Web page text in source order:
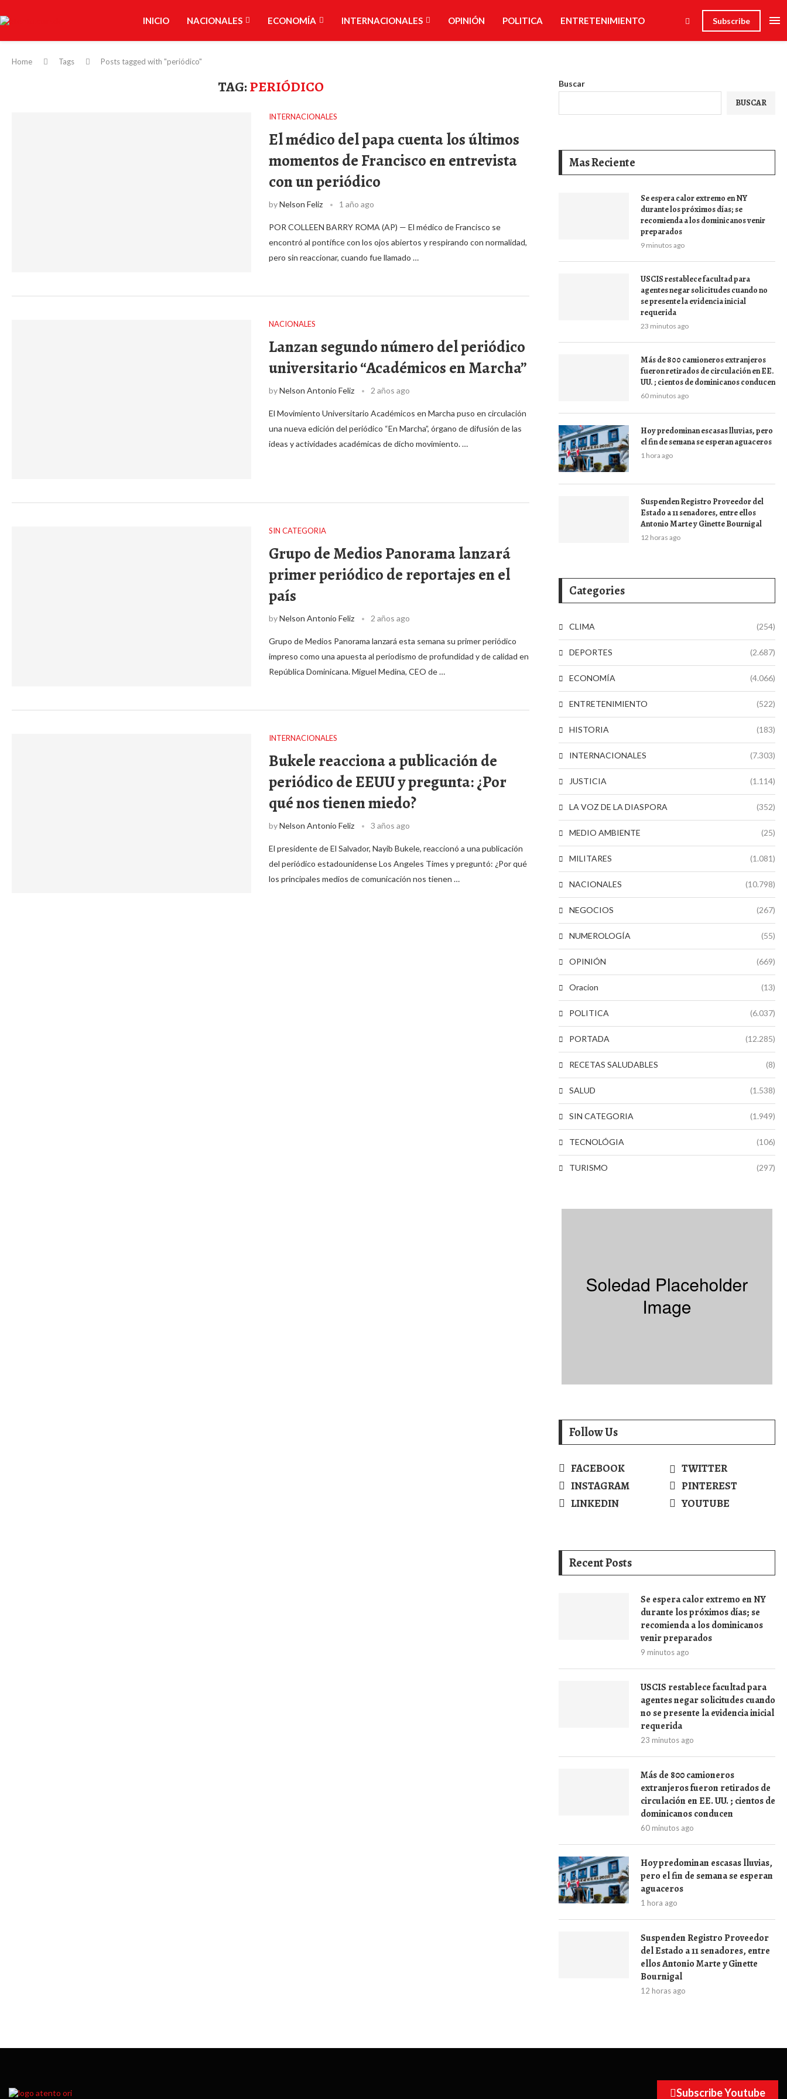
INICIO NACIONALES ECONOMÍA INTERNACIONALES OPINIÓN POLITICA ENTRETENIMIENTO Subscribe
Home Tags Posts tagged with "periódico"
TAG:PERIÓDICO
INTERNACIONALES
El médico del papa cuenta los últimos
momentos de Francisco en entrevista
con un periódico
byNelson Feliz 1 año ago
POR COLLEEN BARRY ROMA (AP) — El médico de Francisco se
encontró al pontífice con los ojos abiertos y respirando con normalidad,
pero sin reaccionar, cuando fue llamado …
NACIONALES
Lanzan segundo número del periódico
universitario “Académicos en Marcha”
byNelson Antonio Feliz 2 años ago
El Movimiento Universitario Académicos en Marcha puso en circulación
una nueva edición del periódico “En Marcha”, órgano de difusión de las
ideas y actividades académicas de dicho movimiento. …
SIN CATEGORIA
Grupo de Medios Panorama lanzará
primer periódico de reportajes en el
país
byNelson Antonio Feliz 2 años ago
Grupo de Medios Panorama lanzará esta semana su primer periódico
impreso como una apuesta al periodismo de profundidad y de calidad en
República Dominicana. Miguel Medina, CEO de …
INTERNACIONALES
Bukele reacciona a publicación de
periódico de EEUU y pregunta: ¿Por
qué nos tienen miedo?
byNelson Antonio Feliz 3 años ago
El presidente de El Salvador, Nayib Bukele, reaccionó a una publicación
del periódico estadounidense Los Angeles Times y preguntó: ¿Por qué
los principales medios de comunicación nos tienen …
Buscar
BUSCAR
Mas Reciente
Se espera calor extremo en NY
durante los próximos días; se
recomienda a los dominicanos venir
preparados
9 minutos ago
USCIS restablece facultad para
agentes negar solicitudes cuando no
se presente la evidencia inicial
requerida
23 minutos ago
Más de 800 camioneros extranjeros
fueron retirados de circulación en EE.
UU. ; cientos de dominicanos conducen
60 minutos ago
Hoy predominan escasas lluvias, pero
el fin de semana se esperan aguaceros
1 hora ago
Suspenden Registro Proveedor del
Estado a 11 senadores, entre ellos
Antonio Marte y Ginette Bournigal
12 horas ago
Categories
CLIMA (254)
DEPORTES (2.687)
ECONOMÍA (4.066)
ENTRETENIMIENTO (522)
HISTORIA (183)
INTERNACIONALES (7.303)
JUSTICIA (1.114)
LA VOZ DE LA DIASPORA (352)
MEDIO AMBIENTE (25)
MILITARES (1.081)
NACIONALES (10.798)
NEGOCIOS (267)
NUMEROLOGÍA (55)
OPINIÓN (669)
Oracion (13)
POLITICA (6.037)
PORTADA (12.285)
RECETAS SALUDABLES (8)
SALUD (1.538)
SIN CATEGORIA (1.949)
TECNOLÓGIA (106)
TURISMO (297)
Follow Us
FACEBOOK
TWITTER
INSTAGRAM
PINTEREST
LINKEDIN
YOUTUBE
Recent Posts
Se espera calor extremo en NY
durante los próximos días; se
recomienda a los dominicanos
venir preparados
9 minutos ago
USCIS restablece facultad para
agentes negar solicitudes cuando
no se presente la evidencia inicial
requerida
23 minutos ago
Más de 800 camioneros
extranjeros fueron retirados de
circulación en EE. UU. ; cientos de
dominicanos conducen
60 minutos ago
Hoy predominan escasas lluvias,
pero el fin de semana se esperan
aguaceros
1 hora ago
Suspenden Registro Proveedor
del Estado a 11 senadores, entre
ellos Antonio Marte y Ginette
Bournigal
12 horas ago
Subscribe Youtube